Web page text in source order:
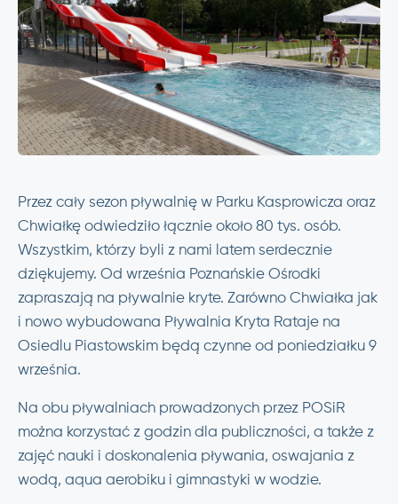
Przez cały sezon pływalnię w Parku Kasprowicza oraz
Chwiałkę odwiedziło łącznie około 80 tys. osób.
Wszystkim, którzy byli z nami latem serdecznie
dziękujemy. Od września Poznańskie Ośrodki
zapraszają na pływalnie kryte. Zarówno Chwiałka jak
i nowo wybudowana Pływalnia Kryta Rataje na
Osiedlu Piastowskim będą czynne od poniedziałku 9
września.
Na obu pływalniach prowadzonych przez POSiR
można korzystać z godzin dla publiczności, a także z
zajęć nauki i doskonalenia pływania, oswajania z
wodą, aqua aerobiku i gimnastyki w wodzie.